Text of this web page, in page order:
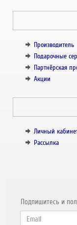
Производитель
Подарочные
Партнёрская
Акции
Личный
Рассылка
Подпишитесь и